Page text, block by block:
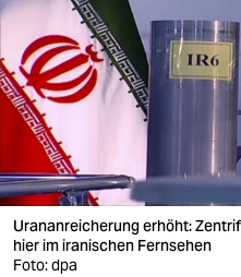
sport
berlin
nord
wahrheit
verlag
verlag
Urananreicherung erhöht:
hier im iranischen Fernsehen
Foto: dpa